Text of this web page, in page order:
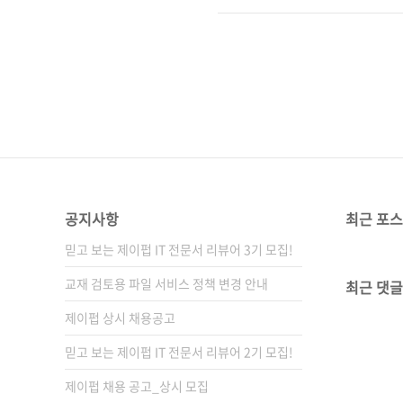
공지사항
믿고 보는 제이펍 IT 전문서 리뷰어 3기 모집!
교재 검토용 파일 서비스 정책 변경 안내
제이펍 상시 채용공고
믿고 보는 제이펍 IT 전문서 리뷰어 2기 모집!
제이펍 채용 공고_상시 모집
최근 포
최근 댓글